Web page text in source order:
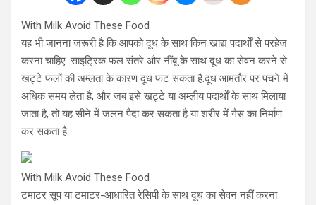
With Milk Avoid These Food
यह भी जानना जरूरी है कि आपको दूध के साथ किन खाद्य पदार्थों से परहेज
करना चाहिए .साइट्रिक फल संतरे और नींबू के साथ दूध का सेवन करने से
खट्टे फलों की अम्लता के कारण दूध फट सकता है.दूध आमतौर पर पचने में
अधिक समय लेता है, और जब इसे खट्टे या अम्लीय पदार्थों के साथ मिलाया
जाता है, तो यह सीने में जलन पैदा कर सकता है या शरीर में गैस का निर्माण
कर सकता है.
With Milk Avoid These Food
टमाटर सूप या टमाटर-आधारित रेसिपी के साथ दूध का सेवन नहीं करना